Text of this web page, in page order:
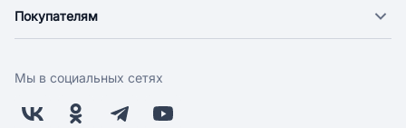
Новости
Поставщикам
Заводчикам
Покупателям
Оплата
Бонусная программа
Мы в социальных сетях